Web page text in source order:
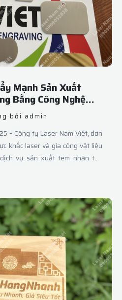
Mạnh Sản Xuất
Bằng Công Nghệ
bởi admin
– Công ty Laser Nam Việt, đơn
khắc laser và gia công vật liệu
vụ sản xuất tem nhãn thú
diện và bảo vệ vật nuôi. Hiểu
Laser Nam Việt đã đầu tư hệ
nghệ cao, cho phép khắc chính
như inox, nhôm, mica, gỗ và
tôi tập trung vào việc cá
tem là duy nhất – chứa thông
điện thoại, mã QR... giúp dễ
diện Laser Nam Việt cho biết.